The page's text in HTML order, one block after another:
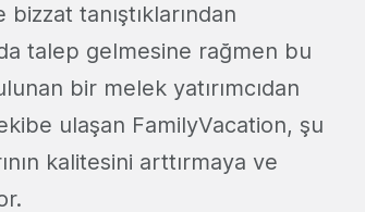
tanıştıklarından
talep gelmesine rağmen bu
bir melek yatırımcıdan
ulaşan FamilyVacation, şu
kalitesini arttırmaya ve